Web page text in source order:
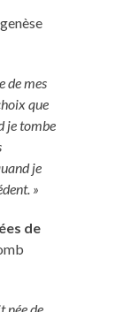
de mes
que
je tombe
je
»
de
née de